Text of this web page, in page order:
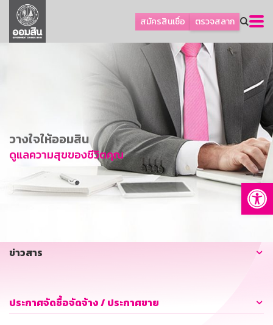
สมัครสินเชื่อ ตรวจสลาก
ลูกค้าธุรกิจ
ลูกค้าผู้ประกอบรายย่อย
การพัฒนาที่ยั่งยืน
ข่าวสาร
บริการทางการเงิน
อื่นๆ
วางใจให้ออมสิน
ดูแลความสุขของชีวิตคุณ
ข่าวสาร
ประกาศจัดซื้อจัดจ้าง / ประกาศขาย